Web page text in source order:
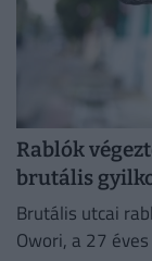
Rablók
brutális
Brutális utcai
Owori, a 27